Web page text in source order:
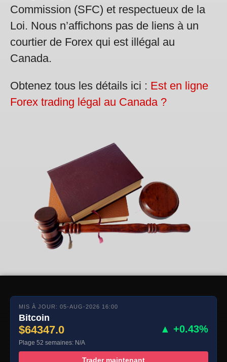
Commission (SFC) et respectueux de la
Loi. Nous n’affichons pas de liens à un
courtier de Forex qui est illégal au
Canada.
Obtenez tous les détails ici : Est en ligne
Forex trading légal au Canada ?
MIS À JOUR: 05-AUG-2026 16:00
Bitcoin
$64347.0 ▲ +0.43%
Plage 52 semaines: N/A
Trader maintenant